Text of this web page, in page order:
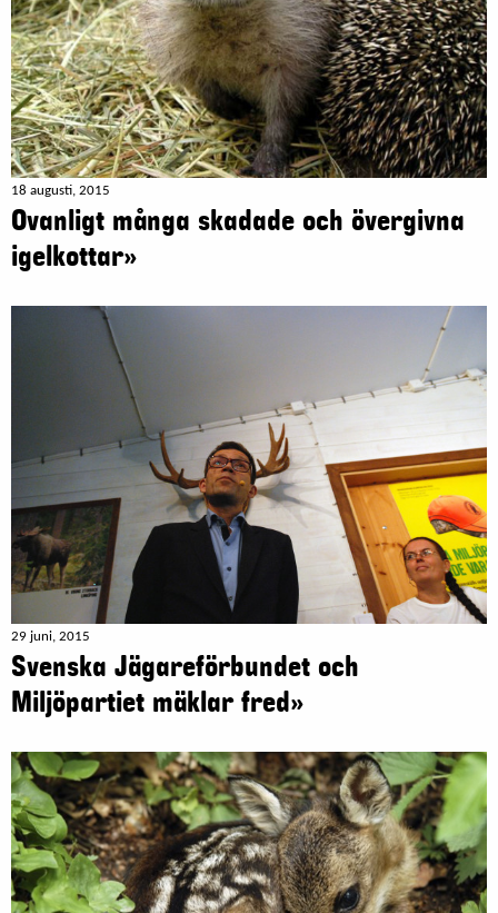
18 augusti, 2015
Ovanligt många skadade och övergivna
igelkottar»
29 juni, 2015
Svenska Jägareförbundet och
Miljöpartiet mäklar fred»